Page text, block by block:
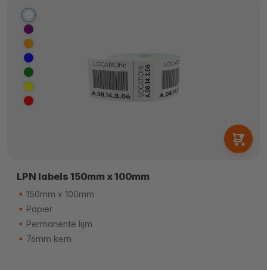
LPN labels 150mm x 100mm
150mm x 100mm
Papier
Permanente lijm
76mm kern